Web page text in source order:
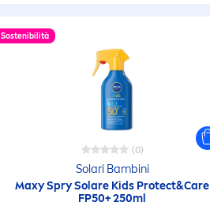
Sostenibilità
(0)
Solari Bambini
Maxy Spry Solare Kids Protect&Care
FP50+ 250ml